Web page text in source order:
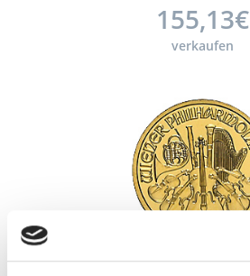
155,13€
verkaufen